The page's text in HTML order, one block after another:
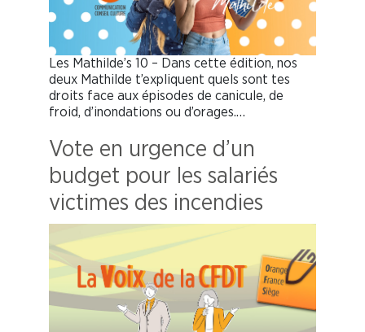
Les Mathilde’s 10 – Dans cette édition, nos
deux Mathilde t’expliquent quels sont tes
droits face aux épisodes de canicule, de
froid, d’inondations ou d’orages.…
Vote en urgence d’un
budget pour les salariés
victimes des incendies